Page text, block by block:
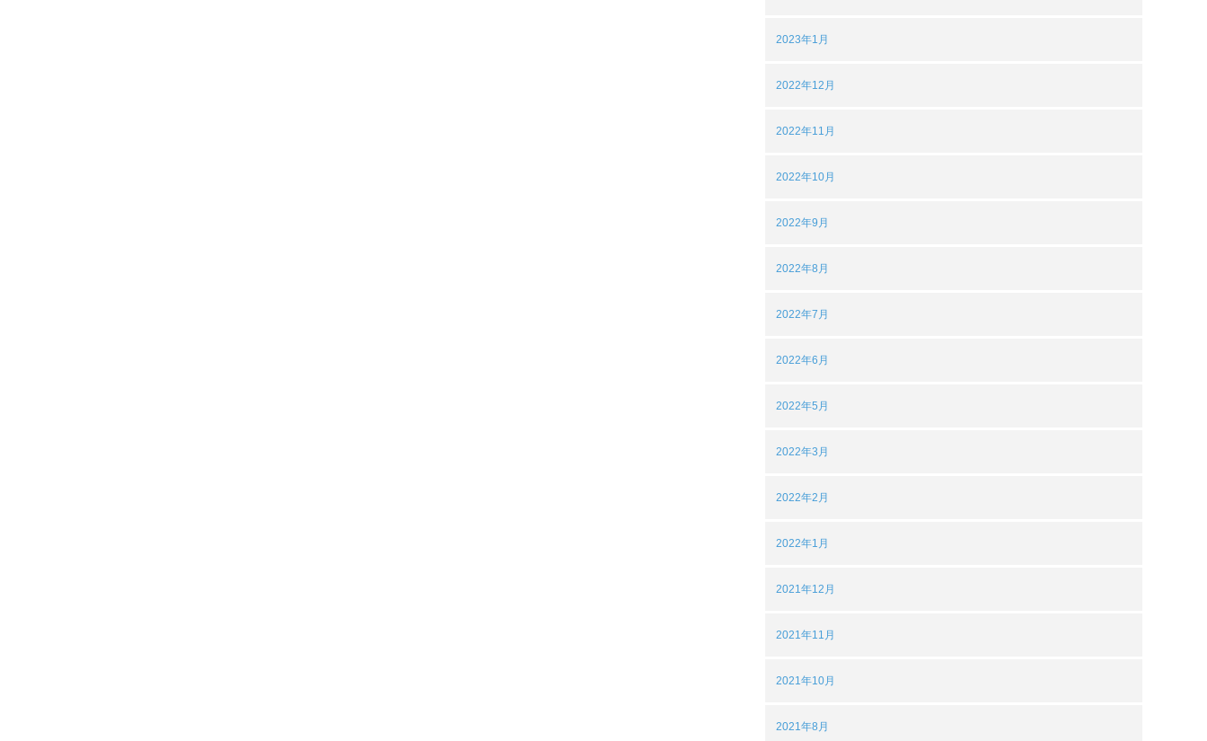
2023年1月
2022年12月
2022年11月
2022年10月
2022年9月
2022年8月
2022年7月
2022年6月
2022年5月
2022年3月
2022年2月
2022年1月
2021年12月
2021年11月
2021年10月
2021年8月